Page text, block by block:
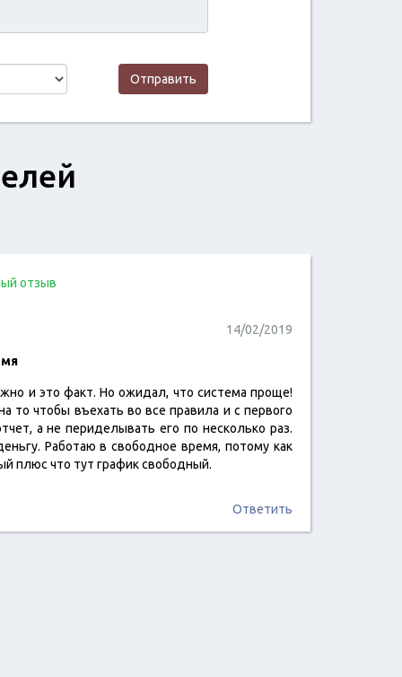
Отправить
читать отзыв
отзыв
14/02/2019
и это факт. Но ожидал, что система проще!
то чтобы въехать во все правила и с первого
а не периделывать его по несколько раз.
Работаю в свободное время, потому как
плюс что тут график свободный.
Ответить